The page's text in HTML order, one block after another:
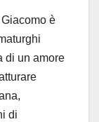
è
di un amore
di